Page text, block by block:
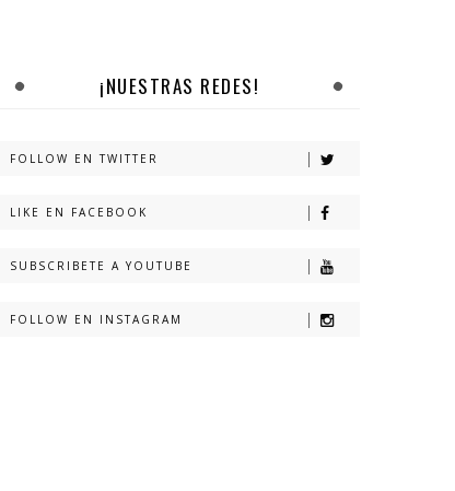
¡NUESTRAS REDES!
FOLLOW EN TWITTER
LIKE EN FACEBOOK
SUBSCRIBETE A YOUTUBE
FOLLOW EN INSTAGRAM